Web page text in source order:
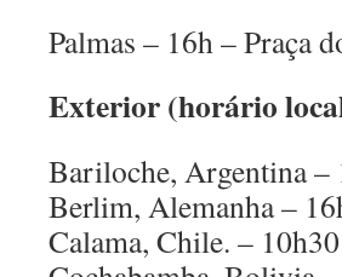
Palmas – 16h – Praça
Exterior (horário
Bariloche, Argentina
Berlim, Alemanha –
Calama, Chile. –